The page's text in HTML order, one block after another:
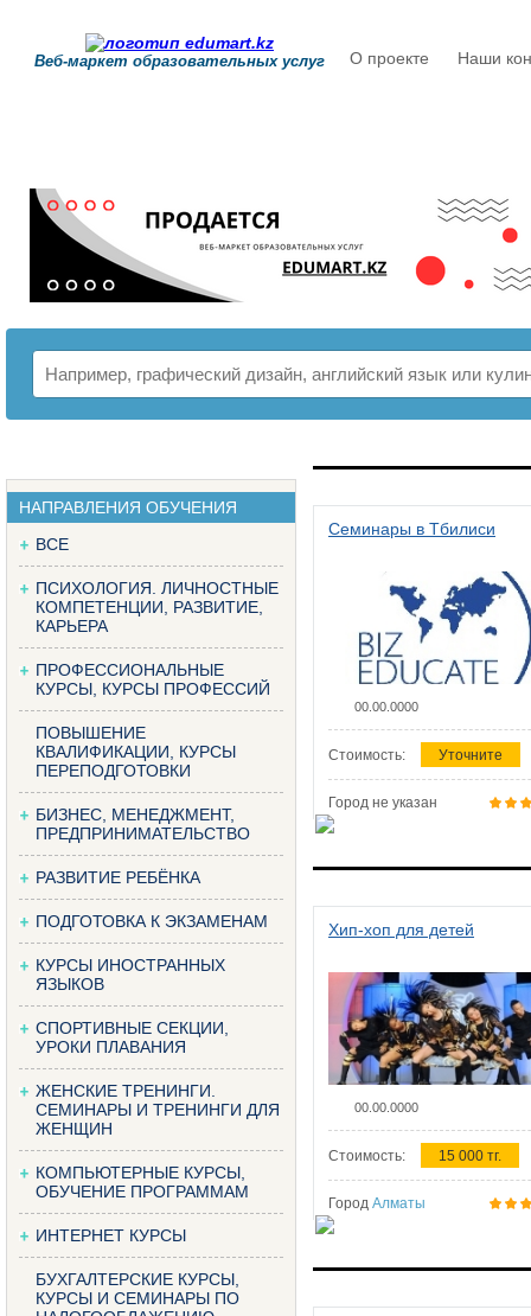
Веб-маркет образовательных услуг О проекте Наши
НАПРАВЛЕНИЯ ОБУЧЕНИЯ
ВСЕ
ПСИХОЛОГИЯ. ЛИЧНОСТНЫЕ
КОМПЕТЕНЦИИ, РАЗВИТИЕ,
КАРЬЕРА
ПРОФЕССИОНАЛЬНЫЕ
КУРСЫ, КУРСЫ ПРОФЕССИЙ
ПОВЫШЕНИЕ
КВАЛИФИКАЦИИ, КУРСЫ
ПЕРЕПОДГОТОВКИ
БИЗНЕС, МЕНЕДЖМЕНТ,
ПРЕДПРИНИМАТЕЛЬСТВО
РАЗВИТИЕ РЕБЁНКА
ПОДГОТОВКА К ЭКЗАМЕНАМ
КУРСЫ ИНОСТРАННЫХ
ЯЗЫКОВ
СПОРТИВНЫЕ СЕКЦИИ,
УРОКИ ПЛАВАНИЯ
ЖЕНСКИЕ ТРЕНИНГИ.
СЕМИНАРЫ И ТРЕНИНГИ ДЛЯ
ЖЕНЩИН
КОМПЬЮТЕРНЫЕ КУРСЫ,
ОБУЧЕНИЕ ПРОГРАММАМ
ИНТЕРНЕТ КУРСЫ
БУХГАЛТЕРСКИЕ КУРСЫ,
КУРСЫ И СЕМИНАРЫ ПО
Семинары в Тбилиси
00.00.0000
Стоимость: Уточните
Город не указан
Хип-хоп для детей
00.00.0000
Стоимость: 15 000 тг.
Город Алматы